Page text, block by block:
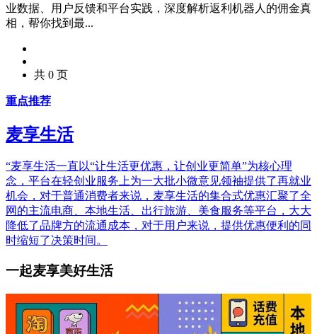
业数据、用户反馈和平台实践，深度解析返利机器人的佣金真
相，帮你找到最...
共 0 页
重点推荐
麦享生活
“麦享生活一直以“让生活更优惠，让创业更简单”为核心理
念，平台在轻创业服务上为一大批小微意见领袖提供了再就业
机会，对于普通消费者来说，麦享生活的集合式优惠汇聚了全
网的主流电商、本地生活、出行旅游、美食服务等平台，大大
降低了品牌方的流通成本，对于用户来说，提供优惠便利的同
时缩短了决策时间。
一起麦享美好生活